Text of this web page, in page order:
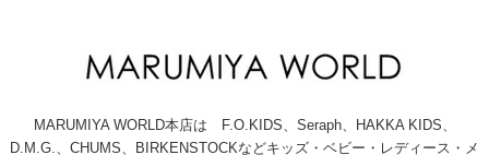
MARUMIYA WORLD本店は F.O.KIDS、Seraph、HAKKA KIDS、
D.M.G.、CHUMS、BIRKENSTOCKなどキッズ・ベビー・レディース・メ